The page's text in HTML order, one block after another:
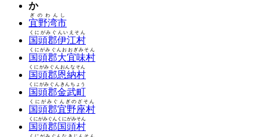
か
宜野湾市
ぎのわんし
国頭郡伊江村
くにがみぐんいえそん
国頭郡大宜味村
くにがみぐんおおぎみそん
国頭郡恩納村
くにがみぐんおんなそん
国頭郡金武町
くにがみぐんきんちょう
国頭郡宜野座村
くにがみぐんぎのざそん
国頭郡国頭村
くにがみぐんくにがみそん